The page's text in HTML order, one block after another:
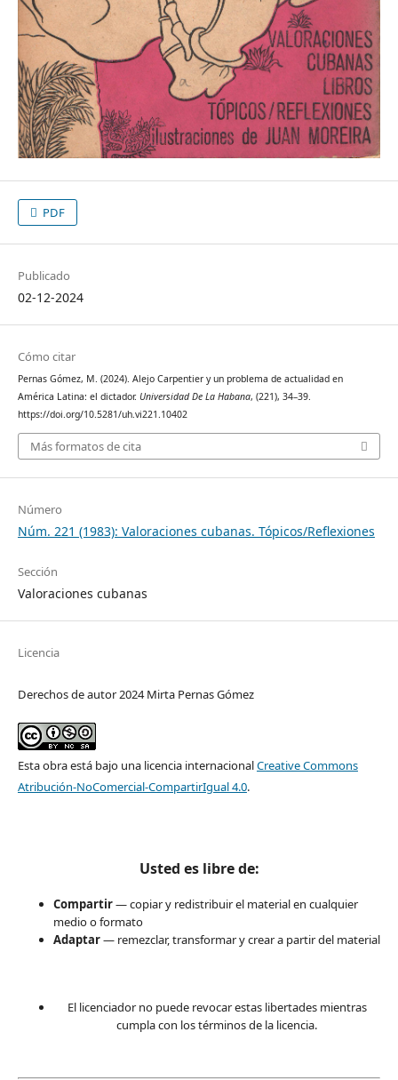
PDF
Publicado
02-12-2024
Cómo citar
Pernas Gómez, M. (2024). Alejo Carpentier y un problema de actualidad en
América Latina: el dictador. Universidad De La Habana, (221), 34–39.
https://doi.org/10.5281/uh.vi221.10402
Más formatos de cita
Número
Núm. 221 (1983): Valoraciones cubanas. Tópicos/Reflexiones
Sección
Valoraciones cubanas
Licencia
Derechos de autor 2024 Mirta Pernas Gómez
Esta obra está bajo una licencia internacionalCreative Commons
Atribución-NoComercial-CompartirIgual 4.0.
Usted es libre de:
Compartir— copiar y redistribuir el material en cualquier
medio o formato
Adaptar— remezclar, transformar y crear a partir del material
El licenciador no puede revocar estas libertades mientras
cumpla con los términos de la licencia.